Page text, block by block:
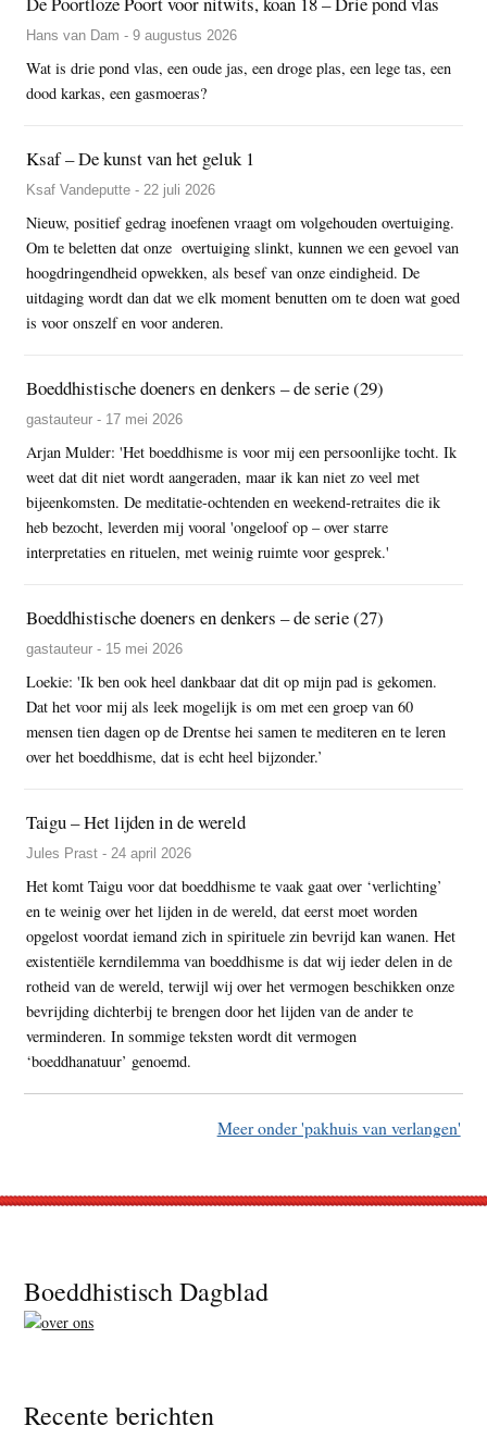
Hans van Dam - 9 augustus 2026
Wat is drie pond vlas, een oude jas, een droge plas, een lege tas, een
dood karkas, een gasmoeras?
Ksaf – De kunst van het geluk 1
Ksaf Vandeputte - 22 juli 2026
Nieuw, positief gedrag inoefenen vraagt om volgehouden overtuiging.
Om te beletten dat onze overtuiging slinkt, kunnen we een gevoel van
hoogdringendheid opwekken, als besef van onze eindigheid. De
uitdaging wordt dan dat we elk moment benutten om te doen wat goed
is voor onszelf en voor anderen.
Boeddhistische doeners en denkers – de serie (29)
gastauteur - 17 mei 2026
Arjan Mulder: 'Het boeddhisme is voor mij een persoonlijke tocht. Ik
weet dat dit niet wordt aangeraden, maar ik kan niet zo veel met
bijeenkomsten. De meditatie-ochtenden en weekend-retraites die ik
heb bezocht, leverden mij vooral 'ongeloof op – over starre
interpretaties en rituelen, met weinig ruimte voor gesprek.'
Boeddhistische doeners en denkers – de serie (27)
gastauteur - 15 mei 2026
Loekie: 'Ik ben ook heel dankbaar dat dit op mijn pad is gekomen.
Dat het voor mij als leek mogelijk is om met een groep van 60
mensen tien dagen op de Drentse hei samen te mediteren en te leren
over het boeddhisme, dat is echt heel bijzonder.’
Taigu – Het lijden in de wereld
Jules Prast - 24 april 2026
Het komt Taigu voor dat boeddhisme te vaak gaat over ‘verlichting’
en te weinig over het lijden in de wereld, dat eerst moet worden
opgelost voordat iemand zich in spirituele zin bevrijd kan wanen. Het
existentiële kerndilemma van boeddhisme is dat wij ieder delen in de
rotheid van de wereld, terwijl wij over het vermogen beschikken onze
bevrijding dichterbij te brengen door het lijden van de ander te
verminderen. In sommige teksten wordt dit vermogen
‘boeddhanatuur’ genoemd.
Meer onder 'pakhuis van verlangen'
Footer
Boeddhistisch Dagblad
Recente berichten